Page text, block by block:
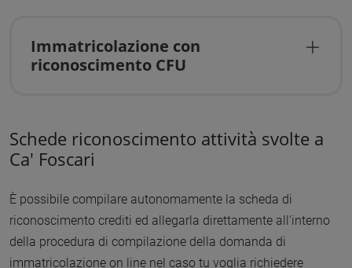
Immatricolazione con
riconoscimento CFU
Schede riconoscimento attività svolte a
Ca' Foscari
È possibile compilare autonomamente la scheda di
riconoscimento crediti ed allegarla direttamente all'interno
della procedura di compilazione della domanda di
immatricolazione on line nel caso tu voglia richiedere